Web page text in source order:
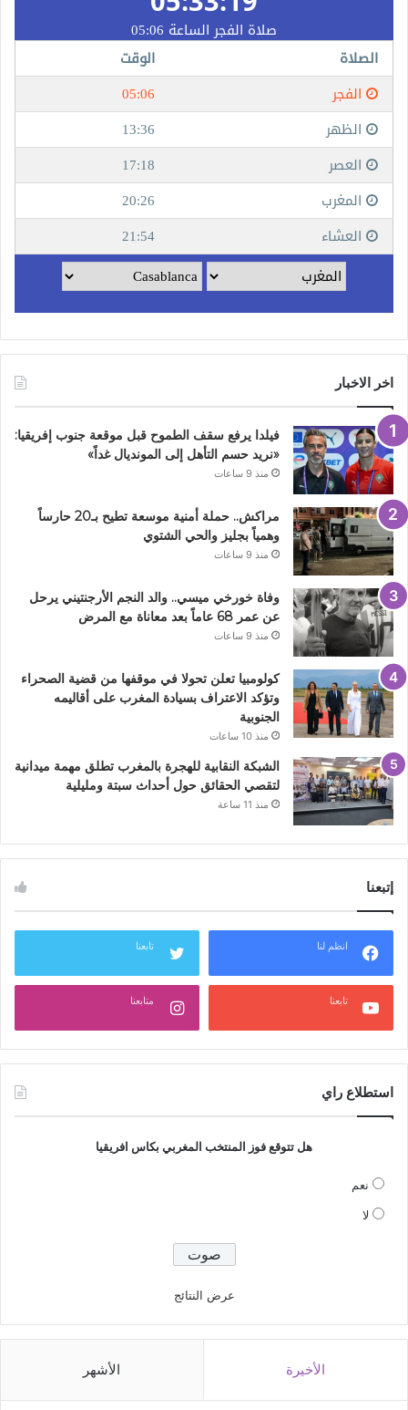
اخر الاخبار
فيلدا يرفع سقف الطموح قبل موقعة جنوب إفريقيا:
«نريد حسم التأهل إلى المونديال غداً»
منذ 9 ساعات
مراكش.. حملة أمنية موسعة تطيح بـ20 حارساً
وهمياً بجليز والحي الشتوي
منذ 9 ساعات
وفاة خورخي ميسي.. والد النجم الأرجنتيني يرحل
عن عمر 68 عاماً بعد معاناة مع المرض
منذ 9 ساعات
كولومبيا تعلن تحولا في موقفها من قضية الصحراء
وتؤكد الاعتراف بسيادة المغرب على أقاليمه
الجنوبية
منذ 10 ساعات
الشبكة النقابية للهجرة بالمغرب تطلق مهمة ميدانية
لتقصي الحقائق حول أحداث سبتة ومليلية
منذ 11 ساعة
إتبعنا
انظم لنا تابعنا
تابعنا متابعنا
استطلاع راي
هل تتوقع فوز المنتخب المغربي بكاس افريقيا
نعم
لا
عرض النتائج
الأخيرة الأشهر